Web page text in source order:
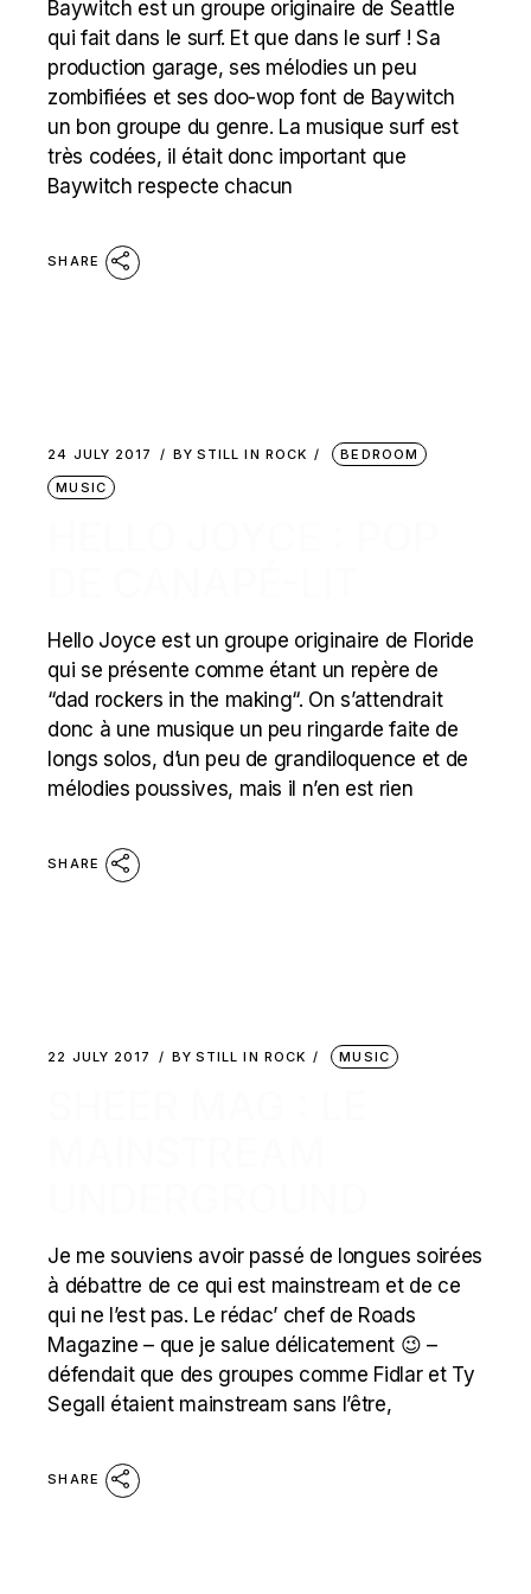
Baywitch est un groupe originaire de Seattle
qui fait dans le surf. Et que dans le surf ! Sa
production garage, ses mélodies un peu
zombifiées et ses doo-wop font de Baywitch
un bon groupe du genre. La musique surf est
très codées, il était donc important que
Baywitch respecte chacun
SHARE
24 JULY 2017 BY STILL IN ROCK
BEDROOM
MUSIC
Hello Joyce est un groupe originaire de Floride
qui se présente comme étant un repère de
“dad rockers in the making“. On s’attendrait
donc à une musique un peu ringarde faite de
longs solos, d’un peu de grandiloquence et de
mélodies poussives, mais il n’en est rien
SHARE
22 JULY 2017 BY STILL IN ROCK MUSIC
Je me souviens avoir passé de longues soirées
à débattre de ce qui est mainstream et de ce
qui ne l’est pas. Le rédac’ chef de Roads
Magazine – que je salue délicatement 😉 –
défendait que des groupes comme Fidlar et Ty
Segall étaient mainstream sans l’être,
SHARE